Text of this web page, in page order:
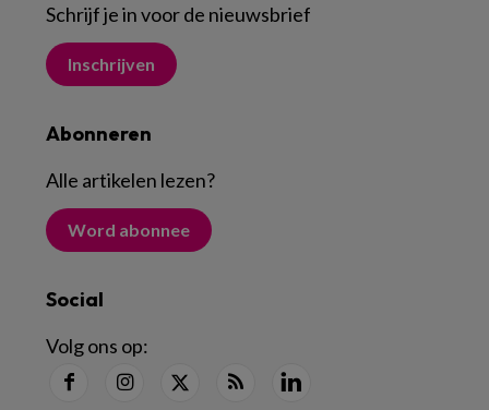
Schrijf je in voor de nieuwsbrief
Inschrijven
Abonneren
Alle artikelen lezen?
Word abonnee
Social
Volg ons op: